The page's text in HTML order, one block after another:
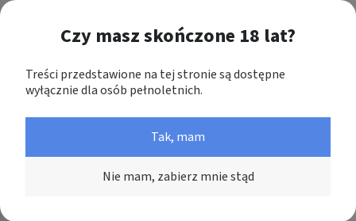
Koszyk
submenu: Leki na receptę
submenu: Mama i dziecko
submenu: Kosmetyki
Medme Seks Doznania seksualne Ruchy frykcyjne - jak się poruszać
Ruchy frykcyjne - jak się poruszać
podczas stosunku?
Czy masz skończone 18 lat?
Treści przedstawione na tej stronie są dostępne
wyłącznie dla osób pełnoletnich.
Tak, mam
Nie mam, zabierz mnie stąd